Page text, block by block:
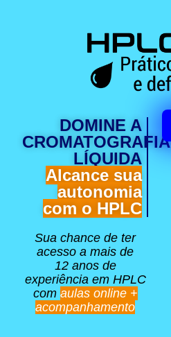
DOMINE A
CROMATOGRAFIA
LÍQUIDA
Alcance sua
autonomia
com o HPLC
Sua chance de ter
acesso a mais de
12 anos de
experiência em HPLC
com aulas online +
acompanhamento